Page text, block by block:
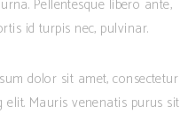
Pellentesque libero ante,
id turpis nec, pulvinar.
dolor sit amet, consectetur
elit. Mauris venenatis purus sit